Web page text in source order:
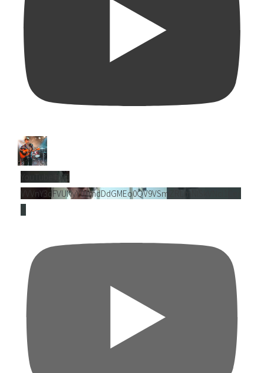
YouTube動画
VVVnY3dFVUNyY01mdDdGMEo0QV9VSmZRLmNlSkVNci1Cejl